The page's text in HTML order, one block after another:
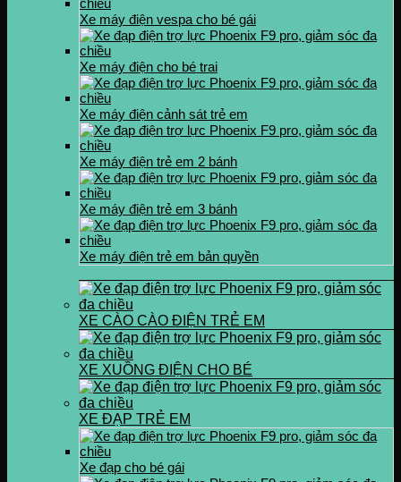
Xe máy điện vespa cho bé gái
Xe máy điện cho bé trai
Xe máy điện cảnh sát trẻ em
Xe máy điện trẻ em 2 bánh
Xe máy điện trẻ em 3 bánh
Xe máy điện trẻ em bản quyền
XE CÀO CÀO ĐIỆN TRẺ EM
XE XUỒNG ĐIỆN CHO BÉ
XE ĐẠP TRẺ EM
Xe đạp cho bé gái